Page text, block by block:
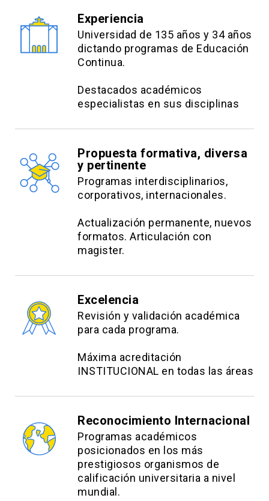
Experiencia
Universidad de 135 años y 34 años
dictando programas de Educación
Continua.
Destacados académicos
especialistas en sus disciplinas
Propuesta formativa, diversa
y pertinente
Programas interdisciplinarios,
corporativos, internacionales.
Actualización permanente, nuevos
formatos. Articulación con
magister.
Excelencia
Revisión y validación académica
para cada programa.
Máxima acreditación
INSTITUCIONAL en todas las áreas
Reconocimiento Internacional
Programas académicos
posicionados en los más
prestigiosos organismos de
calificación universitaria a nivel
mundial.